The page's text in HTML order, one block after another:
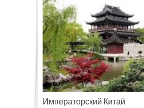
Императорский Китай